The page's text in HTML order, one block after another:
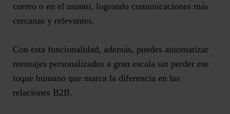
correo o en el asunto, logrando comunicaciones más
cercanas y relevantes.
Con esta funcionalidad, además, puedes automatizar
mensajes personalizados a gran escala sin perder ese
toque humano que marca la diferencia en las
relaciones B2B.